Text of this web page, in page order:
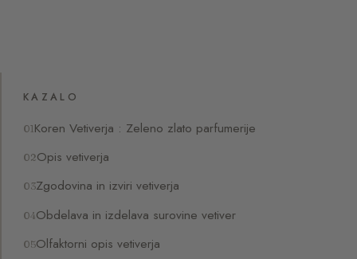
KAZALO
Koren Vetiverja : Zeleno zlato parfumerije
Opis vetiverja
Zgodovina in izviri vetiverja
Obdelava in izdelava surovine vetiver
Olfaktorni opis vetiverja